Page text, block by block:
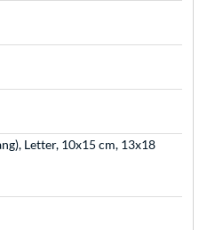
Letter, 10x15 cm, 13x18